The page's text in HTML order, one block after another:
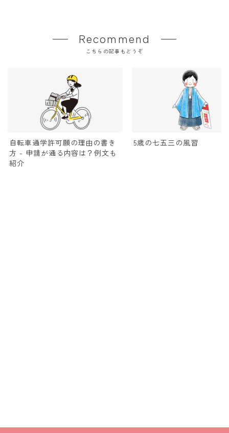
Recommend
こちらの記事もどうぞ
自転車通学許可願の理由の書き
方 - 申請が通る内容は？例文も
紹介
5歳の七五三の風習